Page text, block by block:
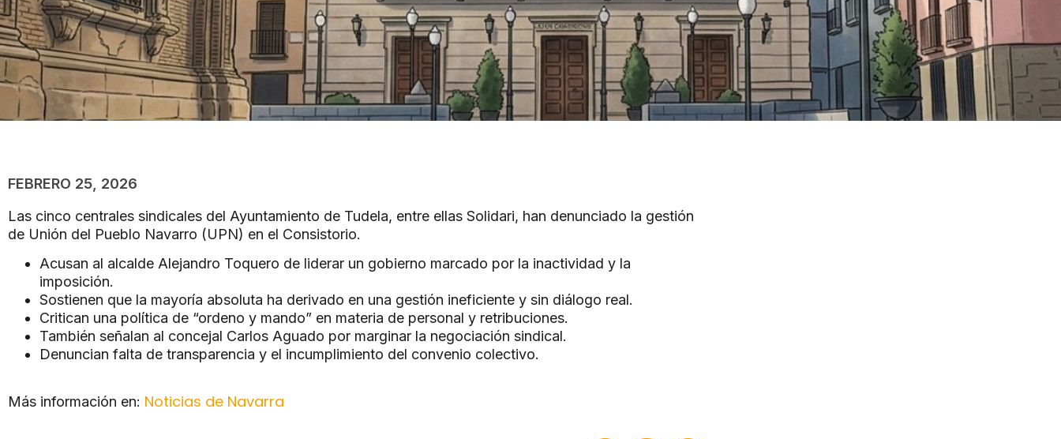
FEBRERO 25, 2026
Las cinco centrales sindicales del Ayuntamiento de Tudela, entre ellas Solidari, han denunciado la gestión
de Unión del Pueblo Navarro (UPN) en el Consistorio.
Acusan al alcalde Alejandro Toquero de liderar un gobierno marcado por la inactividad y la
imposición.
Sostienen que la mayoría absoluta ha derivado en una gestión ineficiente y sin diálogo real.
Critican una política de “ordeno y mando” en materia de personal y retribuciones.
También señalan al concejal Carlos Aguado por marginar la negociación sindical.
Denuncian falta de transparencia y el incumplimiento del convenio colectivo.
Más información en: Noticias de Navarra